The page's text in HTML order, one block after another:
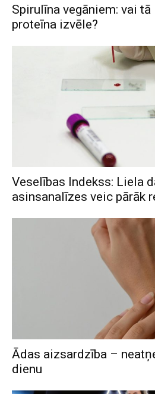
Spirulīna vegāniem: vai tā
proteīna izvēle?
Veselības Indekss: Liela
asinsanalīzes veic pārāk
Ādas aizsardzība –
dienu